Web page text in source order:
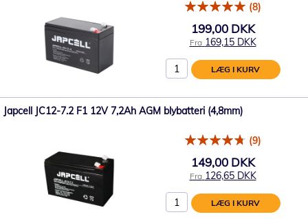
(8)
199,00 DKK
Fra 169,15 DKK
LÆG I KURV
Japcell JC12-7.2 F1 12V 7,2Ah AGM blybatteri (4,8mm)
(9)
149,00 DKK
Fra 126,65 DKK
LÆG I KURV